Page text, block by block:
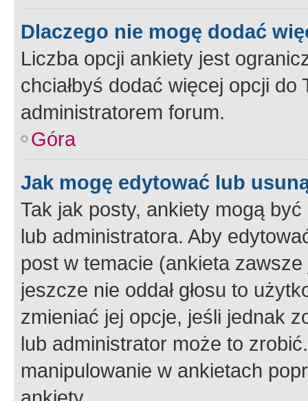
Dlaczego nie mogę dodać
Liczba opcji ankiety jest
chciałbyś dodać więcej opcji
administratorem forum.
Góra
Jak mogę edytować lub
Tak jak posty, ankiety mogą
lub administratora. Aby
post w temacie (ankieta
jeszcze nie oddał głosu to
zmieniać jej opcje, jeśli jednak
lub administrator może to
manipulowanie w ankietach